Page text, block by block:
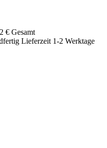
€ Gesamt
Lieferzeit 1-2 Werktage